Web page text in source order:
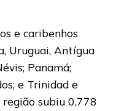
e caribenhos
Uruguai, Antígua
Panamá;
e Trinidad e
subiu 0,778